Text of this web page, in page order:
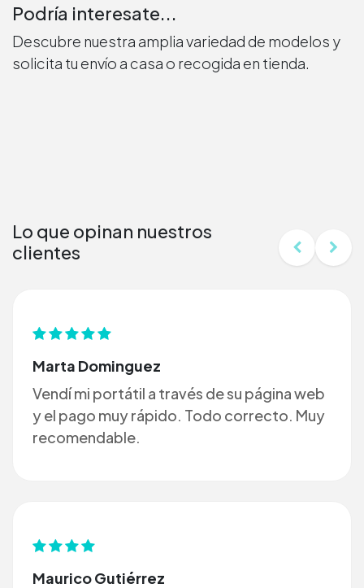
Podría interesate...
Descubre nuestra amplia variedad de modelos y
solicita tu envío a casa o recogida en tienda.
Lo que opinan nuestros
clientes
Marta Dominguez
Vendí mi portátil a través de su página web
y el pago muy rápido. Todo correcto. Muy
recomendable.
Maurico Gutiérrez